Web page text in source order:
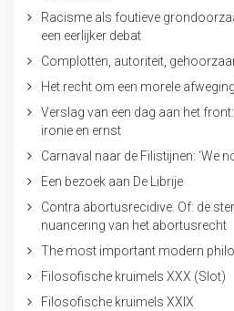
Racisme als foutieve
een eerlijker debat
Complotten, autoriteit,
Het recht om een morele
Verslag van een dag aan het
ironie en ernst
Carnaval naar de Filistijnen: ‘We
Een bezoek aan De Librije
Contra abortusrecidive. Of: de
nuancering van het abortusrecht
The most important modern
Filosofische kruimels XXX (Slot)
Filosofische kruimels XXIX